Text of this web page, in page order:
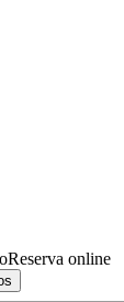
Reserva online